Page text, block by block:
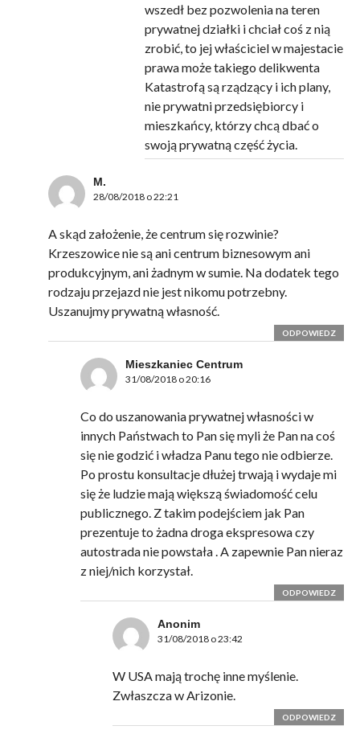
wszedł bez pozwolenia na teren
prywatnej działki i chciał coś z nią
zrobić, to jej właściciel w majestacie
prawa może takiego delikwenta
Katastrofą są rządzący i ich plany,
nie prywatni przedsiębiorcy i
mieszkańcy, którzy chcą dbać o
swoją prywatną część życia.
M.
28/08/2018 o 22:21
A skąd założenie, że centrum się rozwinie?
Krzeszowice nie są ani centrum biznesowym ani
produkcyjnym, ani żadnym w sumie. Na dodatek tego
rodzaju przejazd nie jest nikomu potrzebny.
Uszanujmy prywatną własność.
ODPOWIEDZ
Mieszkaniec Centrum
31/08/2018 o 20:16
Co do uszanowania prywatnej własności w
innych Państwach to Pan się myli że Pan na coś
się nie godzić i władza Panu tego nie odbierze.
Po prostu konsultacje dłużej trwają i wydaje mi
się że ludzie mają większą świadomość celu
publicznego. Z takim podejściem jak Pan
prezentuje to żadna droga ekspresowa czy
autostrada nie powstała . A zapewnie Pan nieraz
z niej/nich korzystał.
ODPOWIEDZ
Anonim
31/08/2018 o 23:42
W USA mają trochę inne myślenie.
Zwłaszcza w Arizonie.
ODPOWIEDZ